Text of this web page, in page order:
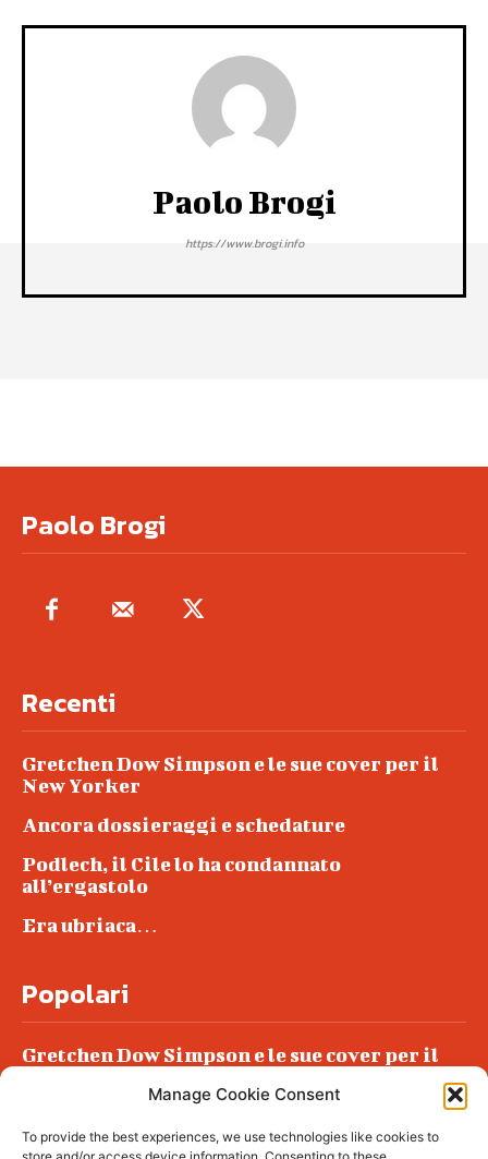
Manage Cookie Consent
To provide the best experiences, we use technologies like cookies to
Paolo Brogi
https://www.brogi.info
Paolo Brogi
Recenti
Gretchen Dow Simpson e le sue cover per il
New Yorker
Ancora dossieraggi e schedature
Podlech, il Cile lo ha condannato
all’ergastolo
Era ubriaca…
Popolari
Gretchen Dow Simpson e le sue cover per il